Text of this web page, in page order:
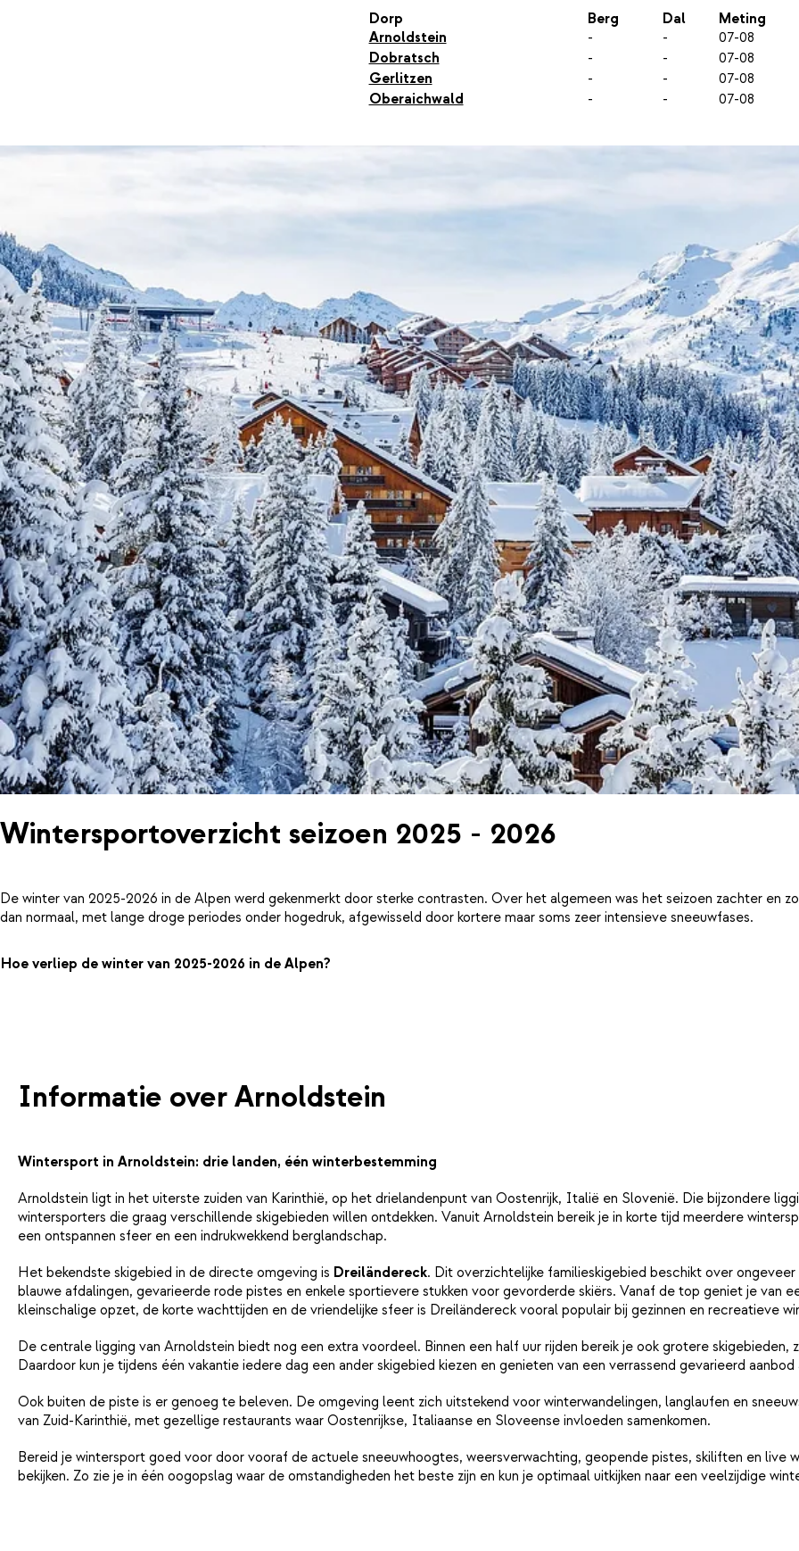
Dorp Berg Dal
Meting
Arnoldstein
- -
07-08
Dobratsch
- -
07-08
Gerlitzen
- -
07-08
Oberaichwald
- - 07-08
Wintersportoverzicht seizoen 2025 - 2026
De winter van 2025-2026 in de Alpen werd gekenmerkt door sterke contrasten. Over het algemeen was het seizoen zachter en
dan normaal, met lange droge periodes onder hogedruk, afgewisseld door kortere maar soms zeer intensieve sneeuwfases.
Hoe verliep de winter van 2025-2026 in de Alpen?
Informatie over Arnoldstein
Wintersport in Arnoldstein: drie landen, één winterbestemming
Arnoldstein ligt in het uiterste zuiden van Karinthië, op het drielandenpunt van Oostenrijk, Italië en Slovenië. Die bijzondere
wintersporters die graag verschillende skigebieden willen ontdekken. Vanuit Arnoldstein bereik je in korte tijd meerdere
een ontspannen sfeer en een indrukwekkend berglandschap.
Het bekendste skigebied in de directe omgeving is Dreiländereck. Dit overzichtelijke familieskigebied beschikt over ongeveer
blauwe afdalingen, gevarieerde rode pistes en enkele sportievere stukken voor gevorderde skiërs. Vanaf de top geniet je van
kleinschalige opzet, de korte wachttijden en de vriendelijke sfeer is Dreiländereck vooral populair bij gezinnen en recreatieve
De centrale ligging van Arnoldstein biedt nog een extra voordeel. Binnen een half uur rijden bereik je ook grotere skigebieden,
Daardoor kun je tijdens één vakantie iedere dag een ander skigebied kiezen en genieten van een verrassend gevarieerd
Ook buiten de piste is er genoeg te beleven. De omgeving leent zich uitstekend voor winterwandelingen, langlaufen en
van Zuid-Karinthië, met gezellige restaurants waar Oostenrijkse, Italiaanse en Sloveense invloeden samenkomen.
Bereid je wintersport goed voor door vooraf de actuele sneeuwhoogtes, weersverwachting, geopende pistes, skiliften en live
bekijken. Zo zie je in één oogopslag waar de omstandigheden het beste zijn en kun je optimaal uitkijken naar een veelzijdige